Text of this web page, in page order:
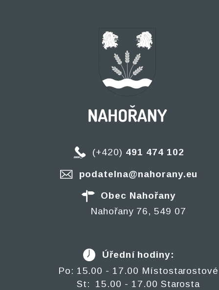
(+420) 491 474 102
podatelna@nahorany.eu
Obec Nahořany
Nahořany 76, 549 07
Úřední hodiny:
Po: 15.00 - 17.00 Místostarostové
St: 15.00 - 17.00 Starosta